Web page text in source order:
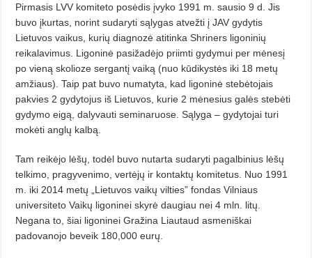
Pirmasis LVV komiteto posėdis įvyko 1991 m. sausio 9 d. Jis
buvo įkurtas, norint sudaryti sąlygas atvežti į JAV gydytis
Lietuvos vaikus, kurių diagnozė atitinka Shriners ligoninių
reikalavimus. Ligoninė pasižadėjo priimti gydymui per mėnesį
po vieną skolioze sergantį vaiką (nuo kūdikystės iki 18 metų
amžiaus). Taip pat buvo numatyta, kad ligoninė stebėtojais
pakvies 2 gydytojus iš Lietuvos, kurie 2 mėnesius galės stebėti
gydymo eigą, dalyvauti seminaruose. Sąlyga – gydytojai turi
mokėti anglų kalbą.
Tam reikėjo lėšų, todėl buvo nutarta sudaryti pagalbinius lėšų
telkimo, pragyvenimo, vertėjų ir kontaktų komitetus. Nuo 1991
m. iki 2014 metų „Lietuvos vaikų vilties” fondas Vilniaus
universiteto Vaikų ligoninei skyrė daugiau nei 4 mln. litų.
Negana to, šiai ligoninei Gražina Liautaud asmeniškai
padovanojo beveik 180,000 eurų.